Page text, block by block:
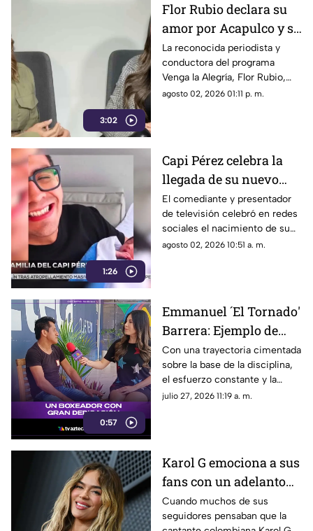
3:02
Flor Rubio declara su
amor por Acapulco y su
gastronomía
La reconocida periodista y
conductora del programa
Venga la Alegría, Flor Rubio,
reafirmó el profundo cariño y la
región como su “segunda
casa” y un refugio lleno de
recuerdos familiares.
agosto 02, 2026 01:11 p. m.
1:26
Capi Pérez celebra la
llegada de su nuevo
bebé entre lágrimas y
sonrisas
El comediante y presentador
de televisión celebró en redes
sociales el nacimiento de su
nuevo bebé junto a su esposa
agosto 02, 2026 10:51 a. m.
0:57
Emmanuel ´El Tornado'
Barrera: Ejemplo de
disciplina y promesa
del boxeo Guerrerense
Con una trayectoria cimentada
sobre la base de la disciplina,
el esfuerzo constante y la
dedicación, el boxeador
destacados y prometedores
del estado de Guerrero.
julio 27, 2026 11:19 a. m.
Karol G emociona a sus
fans con un adelanto
de su próximo sencillo
Matadora
Cuando muchos de sus
seguidores pensaban que la